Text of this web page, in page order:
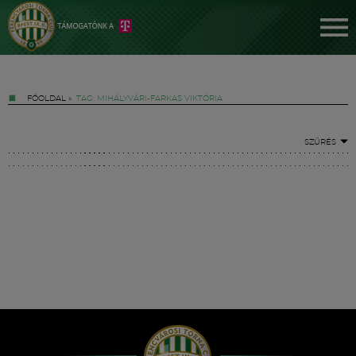
FŐOLDAL » TAG: MIHÁLYVÁRI-FARKAS VIKTÓRIA
SZŰRÉS
Hírek